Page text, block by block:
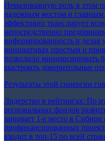
Немаловажную роль в этом
надежным мостом и
эффективно транслирует
непосредственно
информированность и делая
инициативах простым и
позволило минимизировать
выстроить доверительные
Результаты этой синергии
Лидерство в рейтингах: По
региональных фондов
занимает 1-е место в Сибири
профинансированных
входит в топ-15 по всей